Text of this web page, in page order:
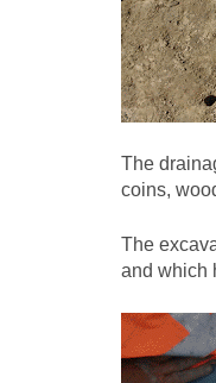
The
coins,
The
and which